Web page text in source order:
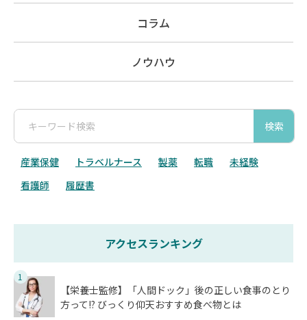
コラム
ノウハウ
検索
産業保健 トラベルナース 製薬 転職
未経験
看護師
履歴書
アクセスランキング
1
【栄養士監修】「人間ドック」後の正しい食事のとり
方って!? びっくり仰天おすすめ食べ物とは